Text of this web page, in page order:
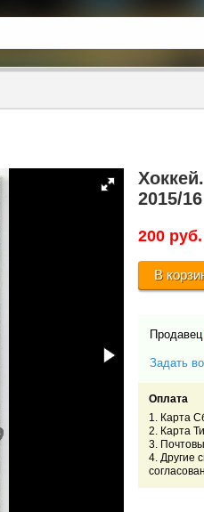
2015/
200 руб.
В
Продавец
Задать
Оплата
1. Карта
2. Карта
3.
4. Другие